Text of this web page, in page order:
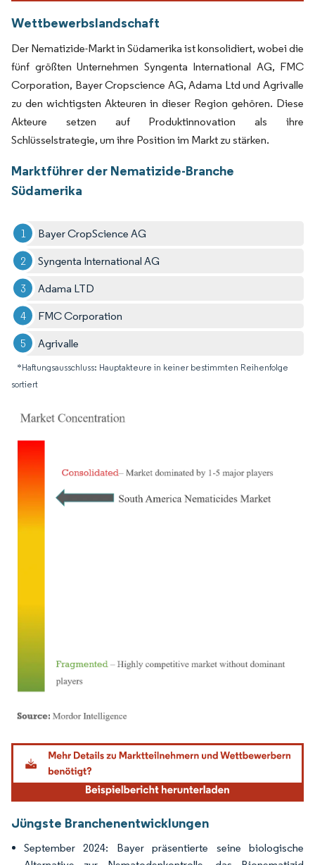
Wettbewerbslandschaft
Der Nematizide-Markt in Südamerika ist konsolidiert, wobei die
fünf größten Unternehmen Syngenta International AG, FMC
Corporation, Bayer Cropscience AG, Adama Ltd und Agrivalle
zu den wichtigsten Akteuren in dieser Region gehören. Diese
Akteure setzen auf Produktinnovation als ihre
Schlüsselstrategie, um ihre Position im Markt zu stärken.
Marktführer der Nematizide-Branche
Südamerika
Bayer CropScience AG
Syngenta International AG
Adama LTD
FMC Corporation
Agrivalle
*Haftungsausschluss: Hauptakteure in keiner bestimmten Reihenfolge
sortiert
Bild © Mordor Intelligence. Wiederverwendung erfordert Namensnennung gemäß
Jüngste Branchenentwicklungen
September 2024: Bayer präsentierte seine biologische